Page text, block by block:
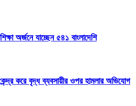
অর্জনে যাচ্ছেন ৫৪১ বাংলাদেশি
করে বৃদ্ধ ব্যবসায়ীর ওপর হামলার অভিযোগ